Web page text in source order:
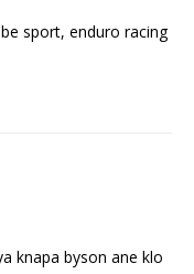
sport, enduro racing
knapa byson ane klo